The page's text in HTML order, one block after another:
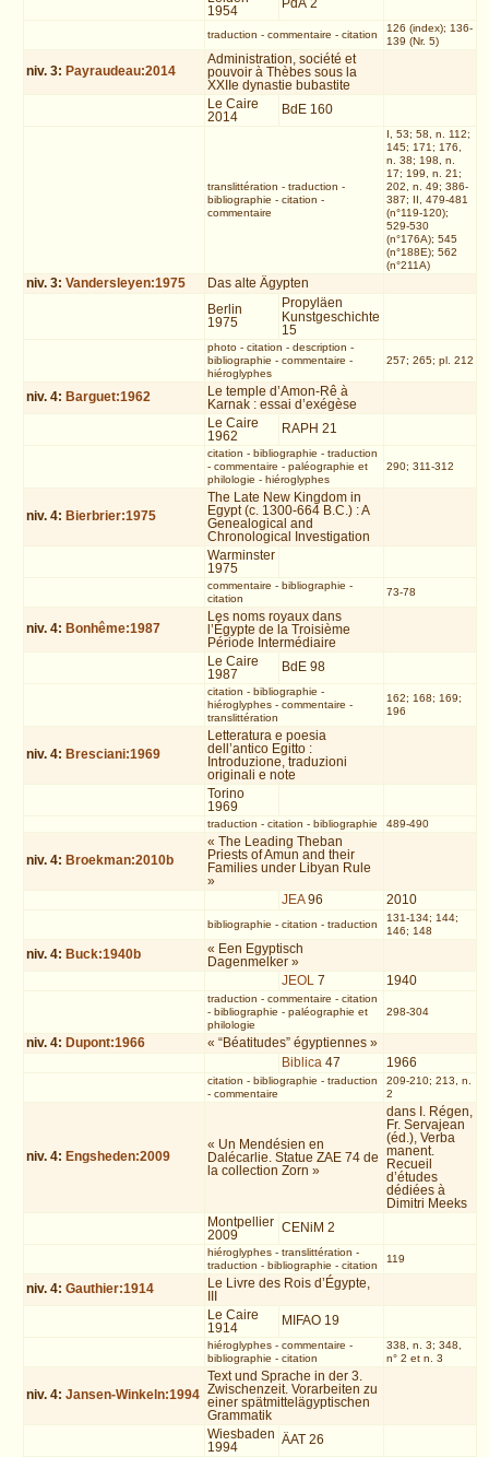
1954
PdÄ 2
traduction - commentaire - citation
126 (index); 136-
139 (Nr. 5)
niv. 3: Payraudeau:2014
Administration, société et
pouvoir à Thèbes sous la
XXIIe dynastie bubastite
Le Caire
2014
BdE 160
translittération - traduction -
bibliographie - citation -
commentaire
I, 53; 58, n. 112;
145; 171; 176,
n. 38; 198, n.
17; 199, n. 21;
202, n. 49; 386-
387; II, 479-481
(n°119-120);
529-530
(n°176A); 545
(n°188E); 562
(n°211A)
niv. 3:Vandersleyen:1975
Das alte Ägypten
Berlin
1975
Propyläen
Kunstgeschichte
15
photo- citation - description -
bibliographie - commentaire -
hiéroglyphes
257; 265; pl. 212
niv. 4: Barguet:1962
Le temple d’Amon-Rê à
Karnak : essai d’exégèse
Le Caire
1962
RAPH 21
citation - bibliographie - traduction
- commentaire - paléographie et
philologie - hiéroglyphes
290; 311-312
niv. 4: Bierbrier:1975
The Late New Kingdom in
Egypt (c. 1300-664 B.C.) : A
Genealogical and
Chronological Investigation
Warminster
1975
commentaire - bibliographie -
citation
73-78
niv. 4: Bonhême:1987
Les noms royaux dans
l’Égypte de la Troisième
Période Intermédiaire
Le Caire
1987
BdE 98
citation - bibliographie -
hiéroglyphes- commentaire -
translittération
162; 168; 169;
196
niv. 4: Bresciani:1969
Letteratura e poesia
dell’antico Egitto :
Introduzione, traduzioni
originali e note
Torino
1969
traduction - citation - bibliographie 489-490
niv. 4: Broekman:2010b
« The Leading Theban
Priests of Amun and their
Families under Libyan Rule
»
JEA96 2010
bibliographie - citation - traduction
131-134; 144;
146; 148
niv. 4: Buck:1940b
« Een Egyptisch
Dagenmelker »
JEOL 7 1940
traduction - commentaire - citation
- bibliographie - paléographie et
philologie
298-304
niv. 4: Dupont:1966
« “Béatitudes” égyptiennes »
Biblica 47 1966
citation - bibliographie - traduction
- commentaire
209-210; 213, n.
2
niv. 4: Engsheden:2009
« Un Mendésien en
Dalécarlie. Statue ZAE 74 de
la collection Zorn »
dans I. Régen,
Fr. Servajean
(éd.), Verba
manent.
Recueil
d’études
dédiées à
Dimitri Meeks
Montpellier
2009
CENiM 2
hiéroglyphes- translittération -
traduction - bibliographie - citation
119
niv. 4:Gauthier:1914
Le Livre des Rois d’Égypte,
Le Caire
1914
MIFAO 19
hiéroglyphes- commentaire -
bibliographie - citation
338, n. 3; 348,
n° 2 et n. 3
niv. 4:Jansen-Winkeln:1994
Text und Sprache in der 3.
Zwischenzeit. Vorarbeiten zu
einer spätmittelägyptischen
Grammatik
Wiesbaden
1994
ÄAT 26